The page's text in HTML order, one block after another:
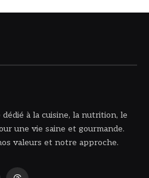
à la cuisine, la nutrition, le
une vie saine et gourmande.
valeurs et notre approche.